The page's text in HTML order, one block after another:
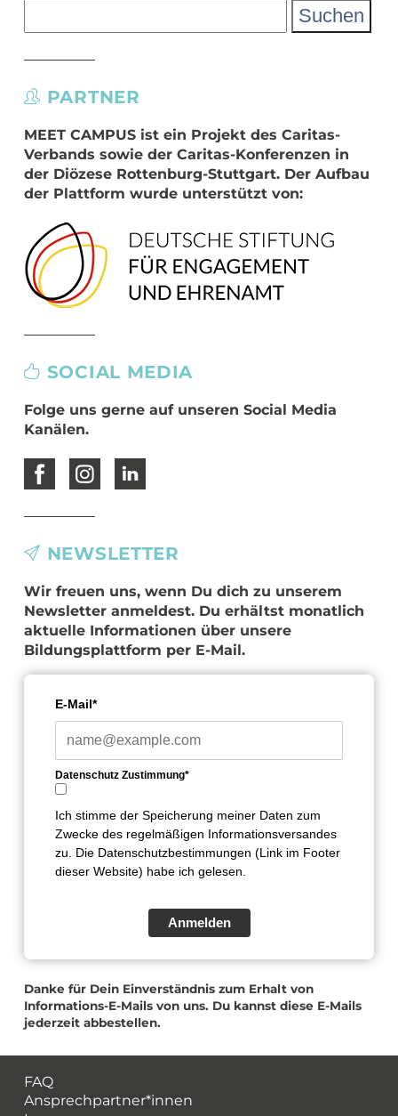
PARTNER
MEET CAMPUSist ein Projekt des Caritas-
Verbands sowie der Caritas-Konferenzen in
der Diözese Rottenburg-Stuttgart. Der Aufbau
der Plattform wurde unterstützt von:
SOCIAL MEDIA
Folge uns gerne auf unseren Social Media
Kanälen.
NEWSLETTER
Wir freuen uns, wenn Du dich zu unserem
Newsletter anmeldest. Du erhältst monatlich
aktuelle Informationen über unsere
Bildungsplattform per E-Mail.
E-Mail*
Datenschutz Zustimmung*
Ich stimme der Speicherung meiner Daten zum
Zwecke des regelmäßigen Informationsversandes
zu. Die Datenschutzbestimmungen (Link im Footer
dieser Website) habe ich gelesen.
Anmelden
Danke für Dein Einverständnis zum Erhalt von
Informations-E-Mails von uns. Du kannst diese E-Mails
jederzeit abbestellen.
FAQ
Ansprechpartner*innen